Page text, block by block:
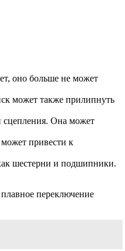
оно больше не может
может также прилипнуть
сцепления. Она может
привести к
шестерни и подшипники.
переключение